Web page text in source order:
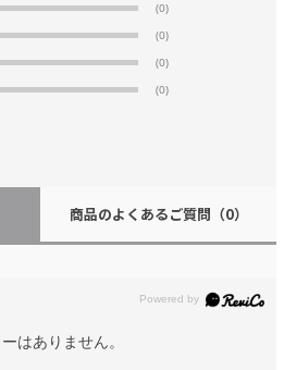
(0)
(0)
(0)
(0)
商品のよくあるご質問 （0）
はありません。